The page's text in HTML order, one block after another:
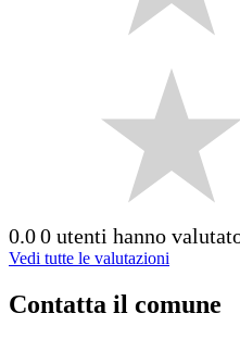
0.00 utenti hanno
Vedi tutte le valutazioni
Contatta il comune